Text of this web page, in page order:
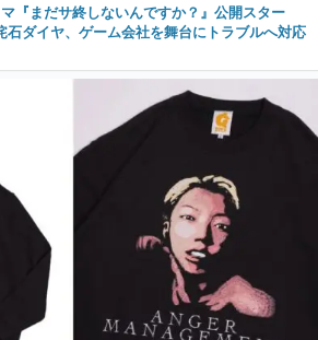
『まだサ終しないんですか？』公開スター
石ダイヤ、ゲーム会社を舞台にトラブルへ対応